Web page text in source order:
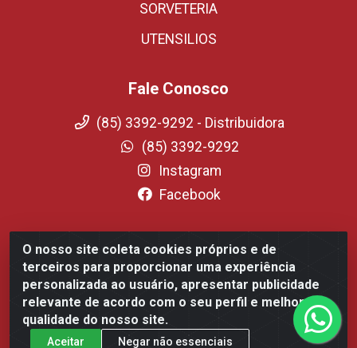
O nosso site coleta cookies próprios e de
terceiros para proporcionar uma experiência
personalizada ao usuário, apresentar publicidade
relevante de acordo com o seu perfil e melhorar a
qualidade do nosso site.
Aceitar Negar não essenciais
SORVETERIA
UTENSILIOS
Fale Conosco
(85) 3392-9292 - Distribuidora
(85) 3392-9292
Instagram
Facebook
Fortali Distribuidora de Alimentos LTDA - Avenida Tomaz
Coelho, 1268 - Messejana, Fortaleza/CE - CEP 60.863-254-
CNPJ 09.317.318.0001-75